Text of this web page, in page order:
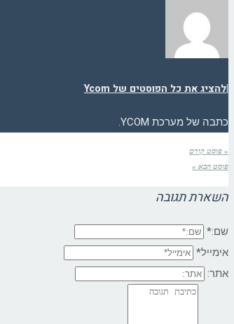
|להציג את כל הפוסטים של Ycom
כתבה של מערכת YCOM.
« פוסט קודם
פוסט הבא »
השארת תגובה
שם:*
אימייל*
אתר: